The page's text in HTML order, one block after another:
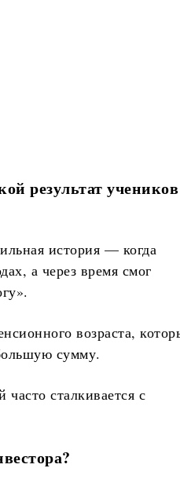
результат учеников
история — когда
а через время смог
возраста,
сумму.
сталкивается с